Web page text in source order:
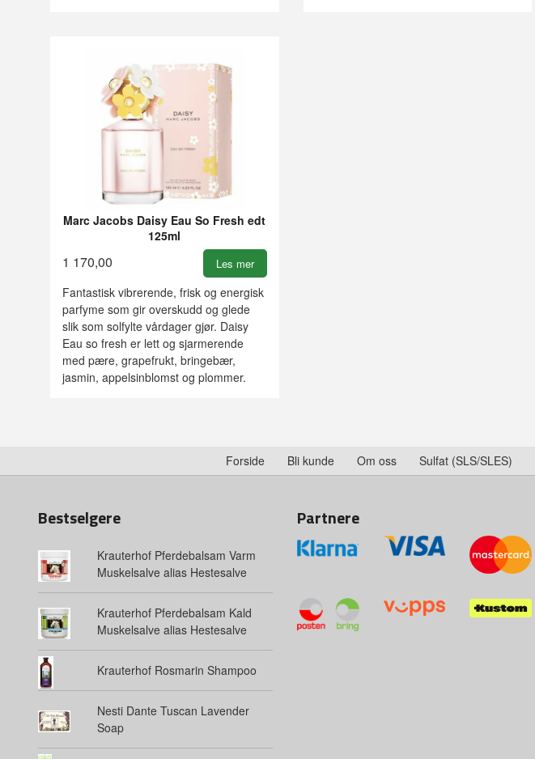
Marc Jacobs Daisy Eau So Fresh edt
125ml
1 170,00 Les mer
Fantastisk vibrerende, frisk og energisk
parfyme som gir overskudd og glede
slik som solfylte vårdager gjør. Daisy
Eau so fresh er lett og sjarmerende
med pære, grapefrukt, bringebær,
jasmin, appelsinblomst og plommer.
Forside Bli kunde Om oss Sulfat (SLS/SLES)
Bestselgere
Krauterhof Pferdebalsam Varm
Muskelsalve alias Hestesalve
Krauterhof Pferdebalsam Kald
Muskelsalve alias Hestesalve
Krauterhof Rosmarin Shampoo
Nesti Dante Tuscan Lavender
Soap
Partnere